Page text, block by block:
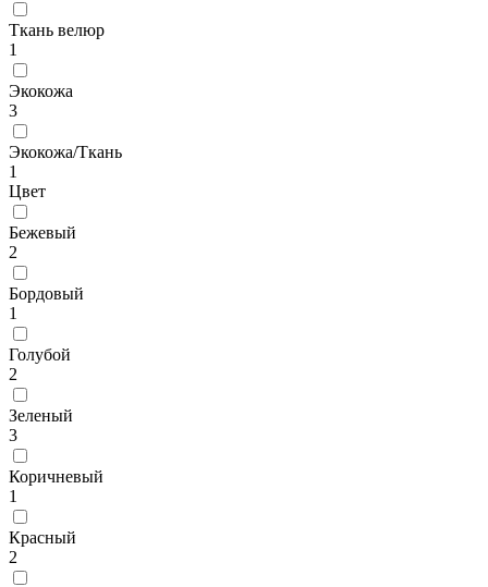
Ткань велюр
1
Экокожа
3
Экокожа/Ткань
1
Цвет
Бежевый
2
Бордовый
1
Голубой
2
Зеленый
3
Коричневый
1
Красный
2